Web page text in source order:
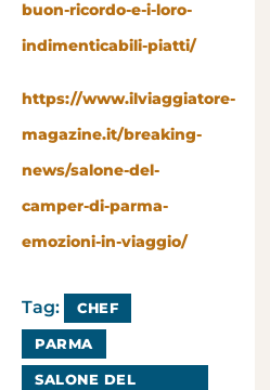
buon-ricordo-e-i-loro-
indimenticabili-piatti/
https://www.ilviaggiatore-
magazine.it/breaking-
news/salone-del-
camper-di-parma-
emozioni-in-viaggio/
Tag: CHEF
PARMA
SALONE DEL